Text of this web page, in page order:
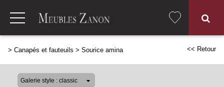
> Canapés et fauteuils > Sourice amina << Retour